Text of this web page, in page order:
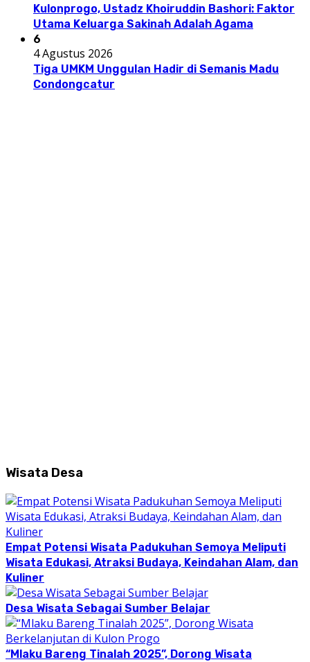
Kulonprogo, Ustadz Khoiruddin Bashori: Faktor
Utama Keluarga Sakinah Adalah Agama
6
4 Agustus 2026
Tiga UMKM Unggulan Hadir di Semanis Madu
Condongcatur
Wisata Desa
Empat Potensi Wisata Padukuhan Semoya Meliputi
Wisata Edukasi, Atraksi Budaya, Keindahan Alam, dan
Kuliner
Desa Wisata Sebagai Sumber Belajar
“Mlaku Bareng Tinalah 2025”, Dorong Wisata